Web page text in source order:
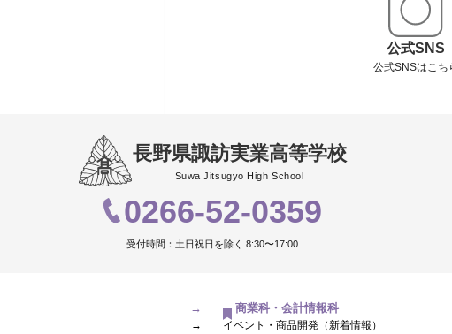
公式SNS
公式SNSはこち
長野県諏訪実業高等学校
Suwa Jitsugyo High School
0266-52-0359
受付時間：土日祝日を除く 8:30〜17:00
→
→
商業科・会計情報科
イベント・商品開発（新着情報）